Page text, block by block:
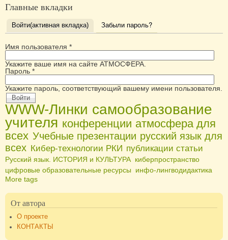
Главные вкладки
Войти(активная вкладка) Забыли пароль?
Имя пользователя *
Укажите ваше имя на сайте АТМОСФЕРА.
Пароль *
Укажите пароль, соответствующий вашему имени пользователя.
WWW-Линки самообразование
учителя конференции атмосфера для
всех Учебные презентации русский язык для
всех Кибер-технологии РКИ публикации статьи
Русский язык. ИСТОРИЯ и КУЛЬТУРА киберпространство
цифровые образовательные ресурсы
инфо-лингводидактика
More tags
От автора
О проекте
КОНТАКТЫ